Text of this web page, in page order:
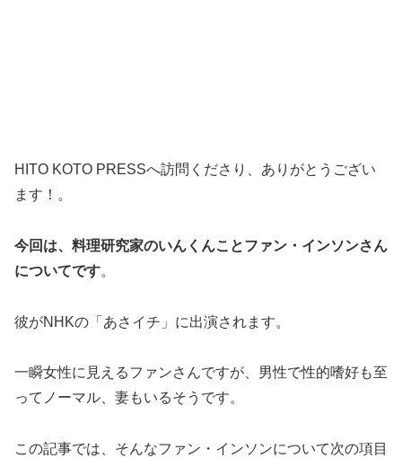
HITO KOTO PRESSへ訪問くださり、ありがとうござい
ます！。
今回は、料理研究家のいんくんことファン・インソンさん
についてです。
彼がNHKの「あさイチ」に出演されます。
一瞬女性に見えるファンさんですが、男性で性的嗜好も至
ってノーマル、妻もいるそうです。
この記事では、そんなファン・インソンについて次の項目